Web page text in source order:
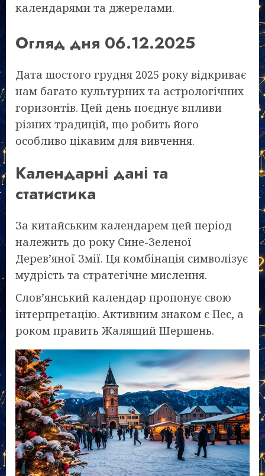
календарями та джерелами.
Огляд дня 06.12.2025
Дата шостого грудня 2025 року відкриває
нам багато культурних та астрологічних
горизонтів. Цей день поєднує впливи
різних традицій, що робить його
особливо цікавим для вивчення.
Календарні дані та
статистика
За китайським календарем цей період
належить до року Сине-Зеленої
Дерев’яної Змії. Ця комбінація символізує
мудрість та стратегічне мислення.
Слов’янський календар пропонує свою
інтерпретацію. Активним знаком є Пес, а
роком править Жалящий Шершень.